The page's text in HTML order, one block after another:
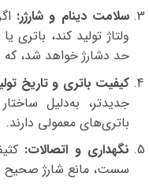
سلامت دینام و شارژر:
ولتاژ تولید کند،
حد دشارژ خواهد شد،
کیفیت باتری و تاریخ
جدیدتر، به‌دلیل
باتری‌های معمولی دارند.
نگهداری و اتصالات:
سست، مانع شارژ صحیح